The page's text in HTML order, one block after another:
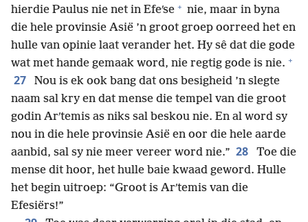
hierdie Paulus nie net in Efeʹse + nie, maar in byna
die hele provinsie Asië ’n groot groep oorreed het en
hulle van opinie laat verander het. Hy sê dat die gode
wat met hande gemaak word, nie regtig gode is nie. +
27
Nou is ek ook bang dat ons besigheid ’n slegte
naam sal kry en dat mense die tempel van die groot
godin Arʹtemis as niks sal beskou nie. En al word sy
nou in die hele provinsie Asië en oor die hele aarde
aanbid, sal sy nie meer vereer word nie.” 28
Toe die
mense dit hoor, het hulle baie kwaad geword. Hulle
het begin uitroep: “Groot is Arʹtemis van die
Efesiërs!”